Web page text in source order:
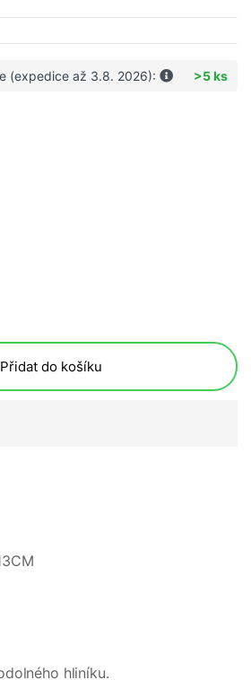
(expedice až 3.8. 2026): >5 ks
Přidat do košíku
hliníku.